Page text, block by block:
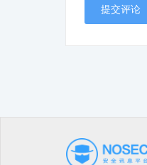
提交评论